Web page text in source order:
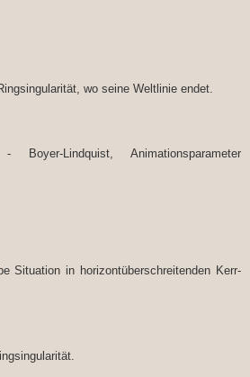
wo seine Weltlinie endet.
Lindquist, Animationsparameter
Situation in horizontüberschreitenden Kerr-